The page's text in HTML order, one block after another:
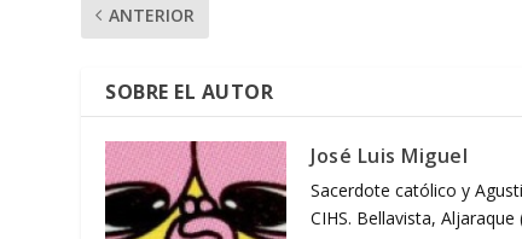
ANTERIOR
SOBRE EL AUTOR
José Luis Miguel
Sacerdote católico y
CIHS. Bellavista, Aljaraque